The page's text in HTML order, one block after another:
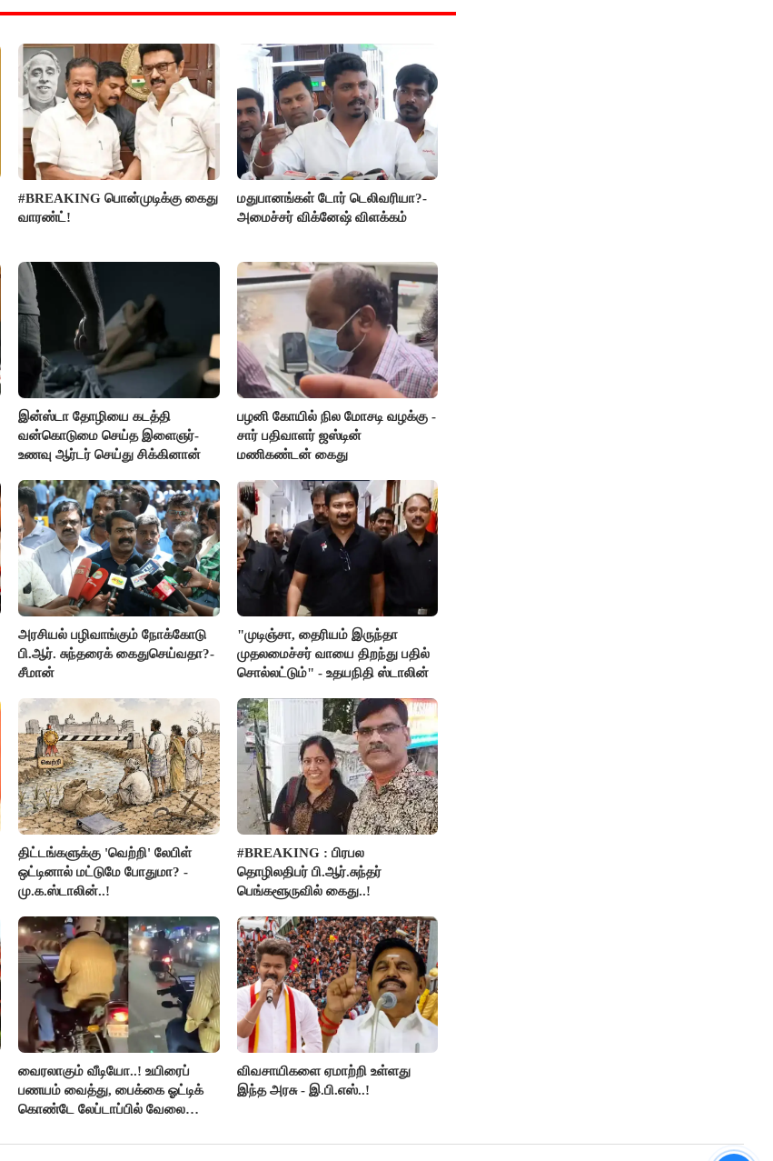
#BREAKING பொன்முடிக்கு கைது
வாரண்ட்!
மதுபானங்கள் டோர் டெலிவரியா?-
அமைச்சர் விக்னேஷ் விளக்கம்
இன்ஸ்டா தோழியை கடத்தி
வன்கொடுமை செய்த இளைஞர்-
உணவு ஆர்டர் செய்து சிக்கினான்
பழனி கோயில் நில மோசடி வழக்கு -
சார் பதிவாளர் ஜஸ்டின்
மணிகண்டன் கைது
அரசியல் பழிவாங்கும் நோக்கோடு
பி.ஆர். சுந்தரைக் கைதுசெய்வதா?-
சீமான்
"முடிஞ்சா, தைரியம் இருந்தா
முதலமைச்சர் வாயை திறந்து பதில்
சொல்லட்டும்" - உதயநிதி ஸ்டாலின்
திட்டங்களுக்கு 'வெற்றி' லேபிள்
ஒட்டினால் மட்டுமே போதுமா? -
மு.க.ஸ்டாலின்..!
#BREAKING : பிரபல
தொழிலதிபர் பி.ஆர்.சுந்தர்
பெங்களூருவில் கைது..!
வைரலாகும் வீடியோ..! உயிரைப்
பணயம் வைத்து, பைக்கை ஓட்டிக்
கொண்டே லேப்டாப்பில் வேலை
விவசாயிகளை ஏமாற்றி உள்ளது
இந்த அரசு - இ.பி.எஸ்..!